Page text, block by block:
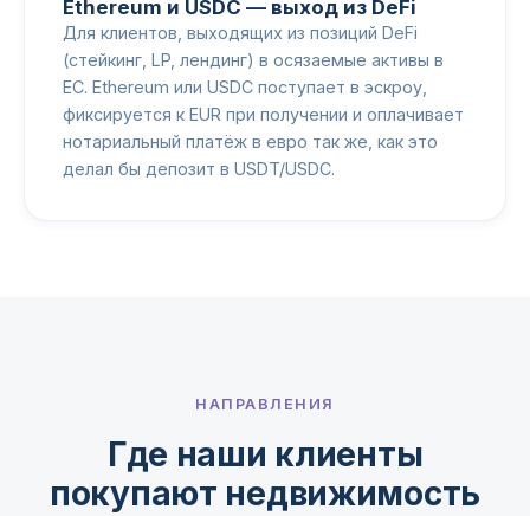
Ethereum и USDC — выход из DeFi
Для клиентов, выходящих из позиций DeFi
(стейкинг, LP, лендинг) в осязаемые активы в
ЕС. Ethereum или USDC поступает в эскроу,
фиксируется к EUR при получении и оплачивает
нотариальный платёж в евро так же, как это
делал бы депозит в USDT/USDC.
НАПРАВЛЕНИЯ
Где наши клиенты
покупают недвижимость